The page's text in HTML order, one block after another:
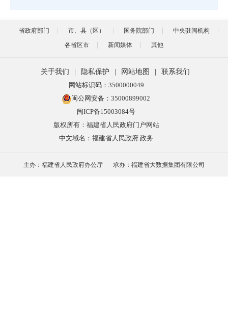
省政府部门 市、县（区） 国务院部门
中央驻闽机构
各省区市
新闻媒体 其他
关于我们 隐私保护 网站地图
联系我们
网站标识码：3500000049
闽公网安备：35000899002
闽ICP备15003084号
版权所有：福建省人民政府门户网站
中文域名：福建省人民政府.政务
主办：福建省人民政府办公厅 承办：福建省大数据集团有限公司